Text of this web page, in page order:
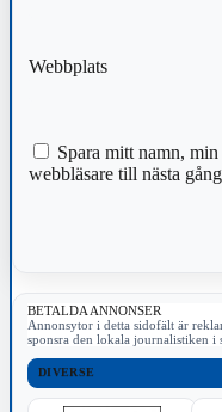
Webbplats
Spara mitt namn,
webbläsare till nästa
BETALDA ANNONSER
Annonsytor i detta sidofält är
sponsra den lokala journalistiken i
DIVERSE